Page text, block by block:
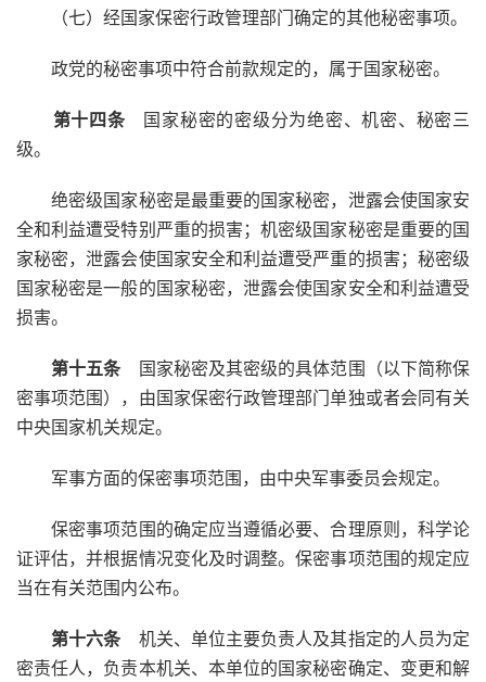
（七）经国家保密行政管理部门确定的其他秘密事项。
政党的秘密事项中符合前款规定的，属于国家秘密。
第十四条国家秘密的密级分为绝密、机密、秘密三
级。
绝密级国家秘密是最重要的国家秘密，泄露会使国家安
全和利益遭受特别严重的损害；机密级国家秘密是重要的国
家秘密，泄露会使国家安全和利益遭受严重的损害；秘密级
国家秘密是一般的国家秘密，泄露会使国家安全和利益遭受
损害。
第十五条国家秘密及其密级的具体范围（以下简称保
密事项范围），由国家保密行政管理部门单独或者会同有关
中央国家机关规定。
军事方面的保密事项范围，由中央军事委员会规定。
保密事项范围的确定应当遵循必要、合理原则，科学论
证评估，并根据情况变化及时调整。保密事项范围的规定应
当在有关范围内公布。
第十六条机关、单位主要负责人及其指定的人员为定
密责任人，负责本机关、本单位的国家秘密确定、变更和解